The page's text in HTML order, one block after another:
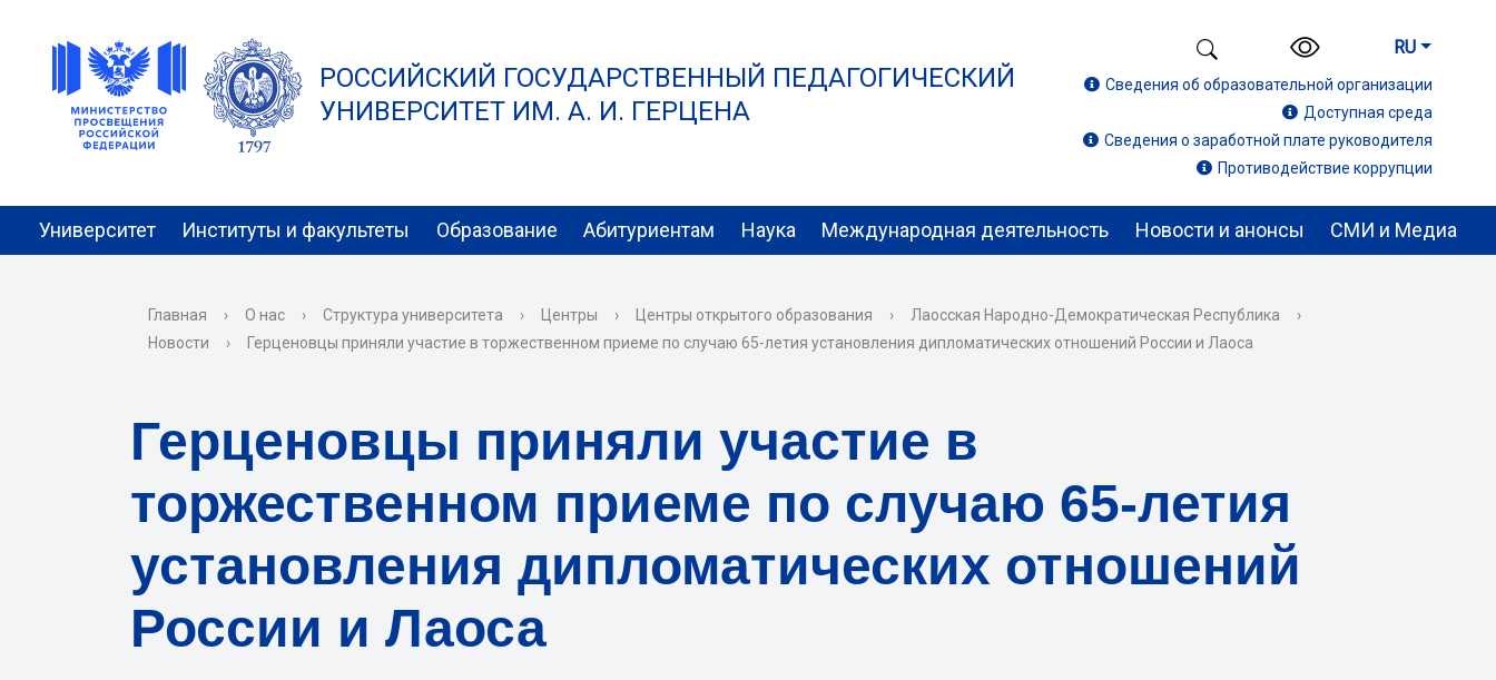
РОССИЙСКИЙ ГОСУДАРСТВЕННЫЙ ПЕДАГОГИЧЕСКИЙ
УНИВЕРСИТЕТ ИМ. А. И. ГЕРЦЕНА
RU
Сведения об образовательной организации
Доступная среда
Сведения о заработной плате руководителя
Противодействие коррупции
Университет Институты и факультеты Образование Абитуриентам Наука Международная деятельность Новости и анонсы СМИ и Медиа
Главная › О нас › Структура университета › Центры › Центры открытого образования › Лаосская Народно-Демократическая Республика
›
Новости
› Герценовцы приняли участие в торжественном приеме по случаю 65-летия установления дипломатических отношений России и Лаоса
Герценовцы приняли участие в
торжественном приеме по случаю 65-летия
установления дипломатических отношений
России и Лаоса